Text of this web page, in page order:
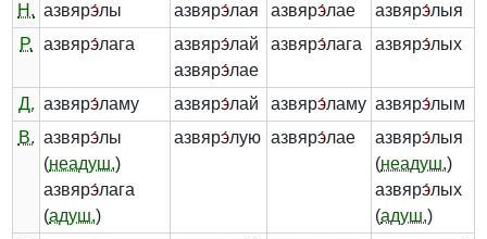
Н. азвярэ́лы азвярэ́лая азвярэ́лае азвярэ́лыя
Р.
азвярэ́лага азвярэ́лай
азвярэ́лае
азвярэ́лага азвярэ́лых
Д. азвярэ́ламу азвярэ́лай азвярэ́ламу азвярэ́лым
В. азвярэ́лы
(неадуш.)
азвярэ́лага
(адуш.)
азвярэ́лую азвярэ́лае азвярэ́лыя
(неадуш.)
азвярэ́лых
(адуш.)